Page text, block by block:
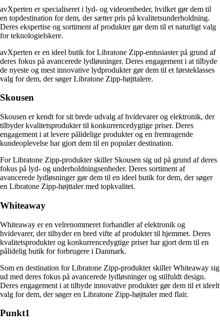
avXperten er specialiseret i lyd- og videoenheder, hvilket gør dem til
en topdestination for dem, der sætter pris på kvalitetsunderholdning.
Deres ekspertise og sortiment af produkter gør dem til et naturligt valg
for teknologielskere.
avXperten er en ideel butik for Libratone Zipp-entusiaster på grund af
deres fokus på avancerede lydløsninger. Deres engagement i at tilbyde
de nyeste og mest innovative lydprodukter gør dem til et førsteklasses
valg for dem, der søger Libratone Zipp-højttalere.
Skousen
Skousen er kendt for sit brede udvalg af hvidevarer og elektronik, der
tilbyder kvalitetsprodukter til konkurrencedygtige priser. Deres
engagement i at levere pålidelige produkter og en fremragende
kundeoplevelse har gjort dem til en populær destination.
For Libratone Zipp-produkter skiller Skousen sig ud på grund af deres
fokus på lyd- og underholdningsenheder. Deres sortiment af
avancerede lydløsninger gør dem til en ideel butik for dem, der søger
en Libratone Zipp-højttaler med topkvalitet.
Whiteaway
Whiteaway er en velrenommeret forhandler af elektronik og
hvidevarer, der tilbyder en bred vifte af produkter til hjemmet. Deres
kvalitetsprodukter og konkurrencedygtige priser har gjort dem til en
pålidelig butik for forbrugere i Danmark.
Som en destination for Libratone Zipp-produkter skiller Whiteaway sig
ud med deres fokus på avancerede lydløsninger og stilfuldt design.
Deres engagement i at tilbyde innovative produkter gør dem til et ideelt
valg for dem, der søger en Libratone Zipp-højttaler med flair.
Punkt1